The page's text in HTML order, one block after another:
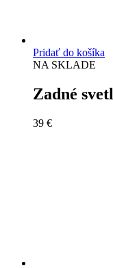
Pridať do košíka
NA SKLADE
Zadné
39 €